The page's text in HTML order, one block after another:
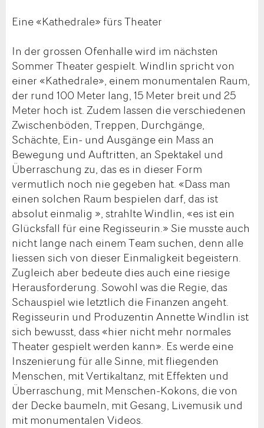
Eine «Kathedrale» fürs Theater
In der grossen Ofenhalle wird im nächsten
Sommer Theater gespielt. Windlin spricht von
einer «Kathedrale», einem monumentalen Raum,
der rund 100 Meter lang, 15 Meter breit und 25
Meter hoch ist. Zudem lassen die verschiedenen
Zwischenböden, Treppen, Durchgänge,
Schächte, Ein- und Ausgänge ein Mass an
Bewegung und Auftritten, an Spektakel und
Überraschung zu, das es in dieser Form
vermutlich noch nie gegeben hat. «Dass man
einen solchen Raum bespielen darf, das ist
absolut einmalig », strahlte Windlin, «es ist ein
Glücksfall für eine Regisseurin.» Sie musste auch
nicht lange nach einem Team suchen, denn alle
liessen sich von dieser Einmaligkeit begeistern.
Zugleich aber bedeute dies auch eine riesige
Herausforderung. Sowohl was die Regie, das
Schauspiel wie letztlich die Finanzen angeht.
Regisseurin und Produzentin Annette Windlin ist
sich bewusst, dass «hier nicht mehr normales
Theater gespielt werden kann». Es werde eine
Inszenierung für alle Sinne, mit fliegenden
Menschen, mit Vertikaltanz, mit Effekten und
Überraschung, mit Menschen-Kokons, die von
der Decke baumeln, mit Gesang, Livemusik und
mit monumentalen Videos.